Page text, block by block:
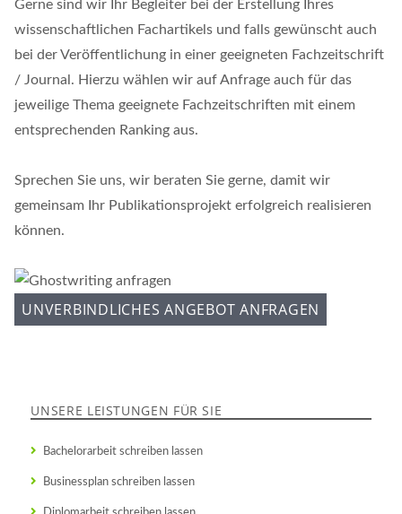
Gerne sind wir Ihr Begleiter bei der Erstellung Ihres
wissenschaftlichen Fachartikels und falls gewünscht auch
bei der Veröffentlichung in einer geeigneten Fachzeitschrift
/ Journal. Hierzu wählen wir auf Anfrage auch für das
jeweilige Thema geeignete Fachzeitschriften mit einem
entsprechenden Ranking aus.
Sprechen Sie uns, wir beraten Sie gerne, damit wir
gemeinsam Ihr Publikationsprojekt erfolgreich realisieren
können.
UNVERBINDLICHES ANGEBOT ANFRAGEN
UNSERE LEISTUNGEN FÜR SIE
Bachelorarbeit schreiben lassen
Businessplan schreiben lassen
Diplomarbeit schreiben lassen